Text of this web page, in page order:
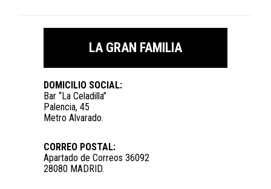
LA GRAN FAMILIA
DOMICILIO SOCIAL:
Bar “La Celadilla”
Palencia, 45
Metro Alvarado.
CORREO POSTAL:
Apartado de Correos 36092
28080 MADRID.